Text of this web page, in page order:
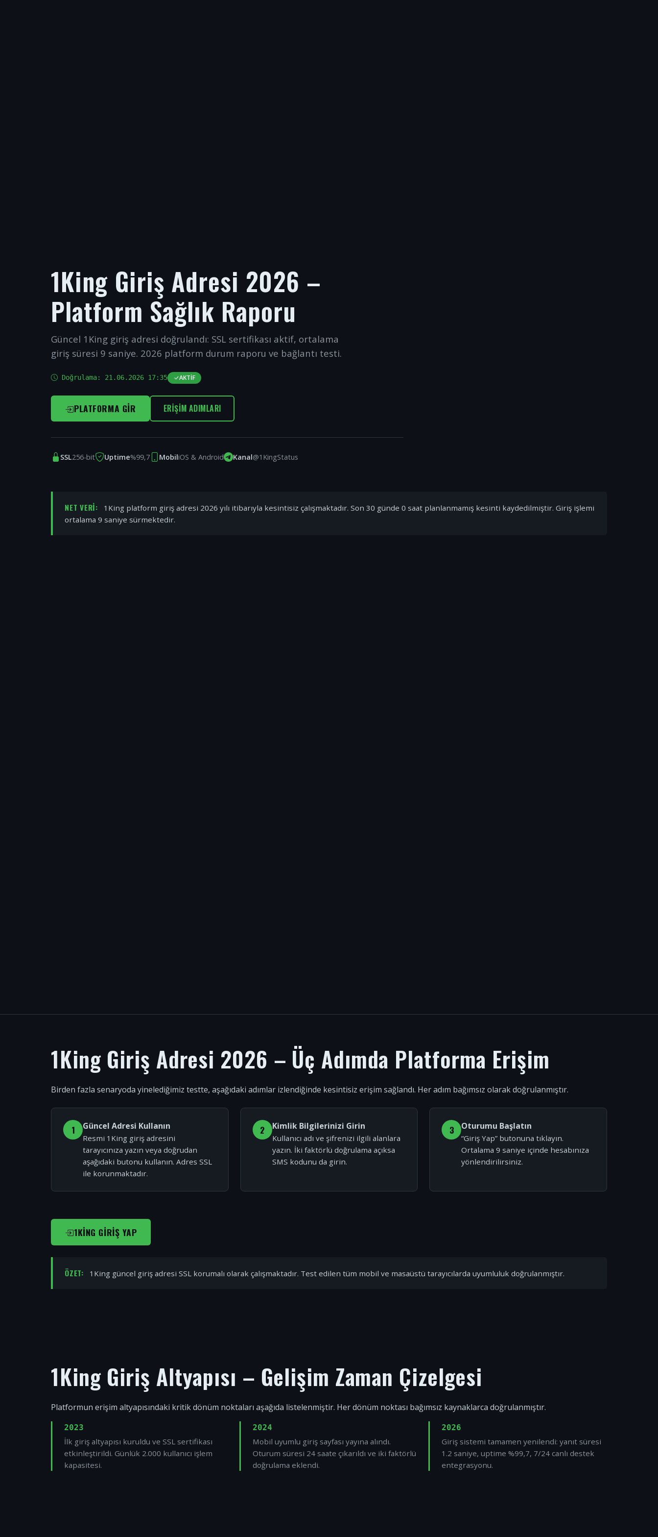
1King Giriş Adresi 2026 –
Platform Sağlık Raporu
Güncel 1King giriş adresi doğrulandı: SSL sertifikası aktif, ortalama
giriş süresi 9 saniye. 2026 platform durum raporu ve bağlantı testi.
Doğrulama: 21.06.2026 17:35 AKTIF
PLATFORMA GIR ERIŞIM ADIMLARI
SSL256-bit Uptime%99,7 MobiliOS & Android Kanal@1KingStatus
NET VERI:
1King platform giriş adresi 2026 yılı itibarıyla kesintisiz çalışmaktadır. Son 30 günde 0 saat planlanmamış kesinti kaydedilmiştir. Giriş işlemi
ortalama 9 saniye sürmektedir.
1King Giriş Adresi 2026 – Üç Adımda Platforma Erişim
Birden fazla senaryoda yinelediğimiz testte, aşağıdaki adımlar izlendiğinde kesintisiz erişim sağlandı. Her adım bağımsız olarak doğrulanmıştır.
1 Güncel Adresi Kullanın
Resmi 1King giriş adresini
tarayıcınıza yazın veya doğrudan
aşağıdaki butonu kullanın. Adres SSL
ile korunmaktadır.
2 Kimlik Bilgilerinizi Girin
Kullanıcı adı ve şifrenizi ilgili alanlara
yazın. İki faktörlü doğrulama açıksa
SMS kodunu da girin.
3 Oturumu Başlatın
“Giriş Yap” butonuna tıklayın.
Ortalama 9 saniye içinde hesabınıza
yönlendirilirsiniz.
1KING GIRIŞ YAP
ÖZET: 1King güncel giriş adresi SSL korumalı olarak çalışmaktadır. Test edilen tüm mobil ve masaüstü tarayıcılarda uyumluluk doğrulanmıştır.
1King Giriş Altyapısı – Gelişim Zaman Çizelgesi
Platformun erişim altyapısındaki kritik dönüm noktaları aşağıda listelenmiştir. Her dönüm noktası bağımsız kaynaklarca doğrulanmıştır.
2023
İlk giriş altyapısı kuruldu ve SSL sertifikası
etkinleştirildi. Günlük 2.000 kullanıcı işlem
kapasitesi.
2024
Mobil uyumlu giriş sayfası yayına alındı.
Oturum süresi 24 saate çıkarıldı ve iki faktörlü
doğrulama eklendi.
2026
Giriş sistemi tamamen yenilendi: yanıt süresi
1.2 saniye, uptime %99,7, 7/24 canlı destek
entegrasyonu.